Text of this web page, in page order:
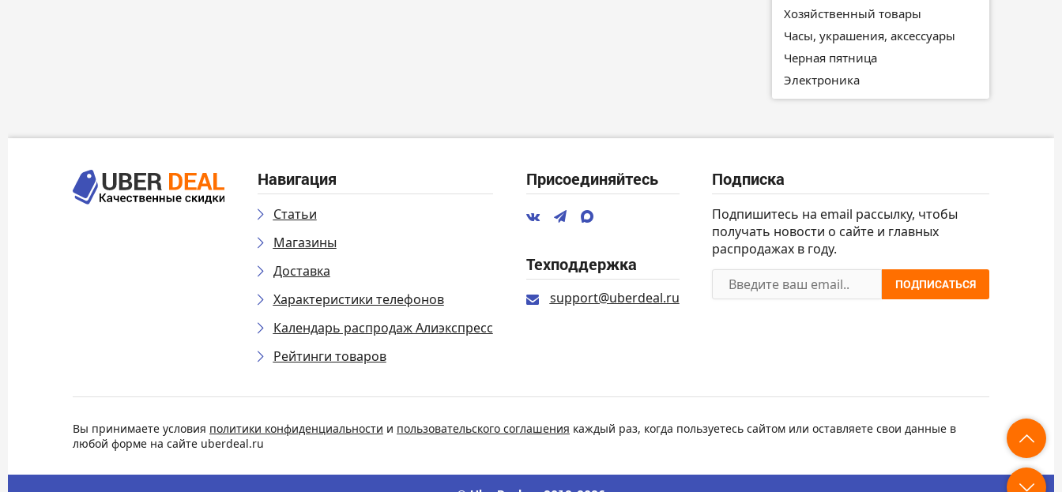
Хозяйственный товары
Часы, украшения, аксессуары
Черная пятница
Электроника
Навигация
Статьи
Магазины
Доставка
Характеристики телефонов
Календарь распродаж Алиэкспресс
Рейтинги товаров
Присоединяйтесь
Техподдержка
support@uberdeal.ru
Подписка
Подпишитесь на email рассылку, чтобы
получать новости о сайте и главных
распродажах в году.
ПОДПИСАТЬСЯ
Вы принимаете условия политики конфиденциальности и пользовательского соглашения каждый раз, когда пользуетесь сайтом или оставляете свои данные в
любой форме на сайте uberdeal.ru